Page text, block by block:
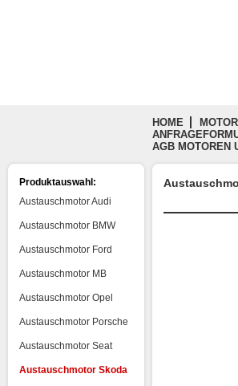
HOME
AGB MOTOREN
Produktauswahl:
Austauschmotor Audi
Austauschmotor BMW
Austauschmotor Ford
Austauschmotor MB
Austauschmotor Opel
Austauschmotor Porsche
Austauschmotor Seat
Austauschmotor Skoda